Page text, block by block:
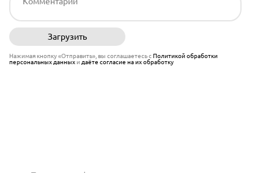
Загрузить
Нажимая кнопку «Отправить», вы соглашаетесь сПолитикой обработки
персональных данныхи даёте согласие на их обработку